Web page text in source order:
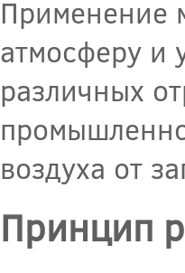
Применение
атмосферу и
различных
воздуха от
Принцип